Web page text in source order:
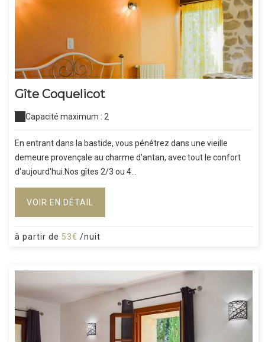
Gîte Coquelicot
Capacité maximum : 2
En entrant dans la bastide, vous pénétrez dans une vieille
demeure provençale au charme d'antan, avec tout le confort
d'aujourd'hui.Nos gîtes 2/3 ou 4...
VOIR EN DÉTAIL
à partir de 53€ /nuit